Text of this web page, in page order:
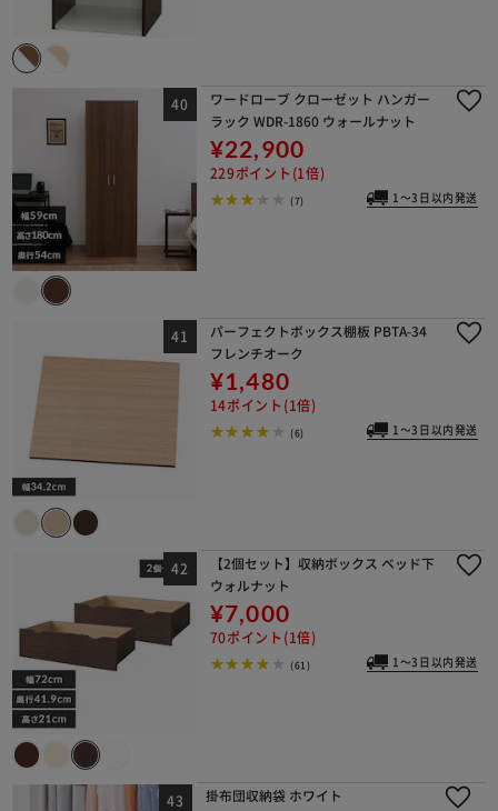
ワードローブ クローゼット ハンガー
ラック WDR-1860 ウォールナット
¥22,900
229ポイント(1倍)
(7) 1～3日以内発送
パーフェクトボックス棚板 PBTA-34
フレンチオーク
¥1,480
14ポイント(1倍)
(6) 1～3日以内発送
【2個セット】収納ボックス ベッド下
ウォルナット
¥7,000
70ポイント(1倍)
(61) 1～3日以内発送
掛布団収納袋 ホワイト